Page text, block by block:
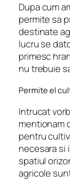
Dupa cum
permite sa
destinate
lucru se
primesc
nu trebuie
Permite el
Intrucat
mentionam
pentru
necesara si
spatiul
agricole